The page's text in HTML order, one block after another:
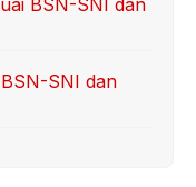
SNI dan